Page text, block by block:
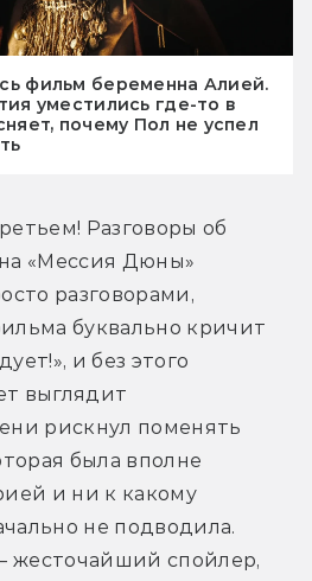
фильм беременна Алией.
уместились где-то в
почему Пол не успел
Разговоры об
«Мессия Дюны»
разговорами,
буквально кричит
и без этого
выглядит
рискнул поменять
была вполне
и ни к какому
не подводила.
жесточайший спойлер,